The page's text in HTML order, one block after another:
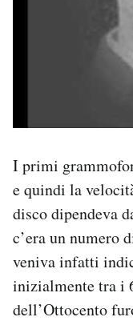
I primi
e quindi la
disco dipendeva
c’era un numero
veniva infatti
inizialmente tra i
dell’Ottocento